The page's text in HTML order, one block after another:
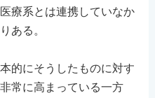
療系とは連携していなか
ある。
的にそうしたものに対す
常に高まっている一方